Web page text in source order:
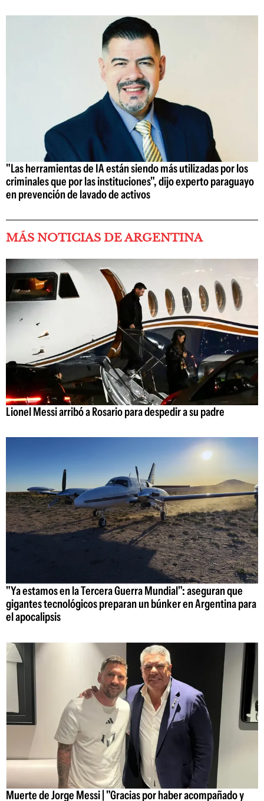
"Las herramientas de IA están siendo más utilizadas por los
criminales que por las instituciones", dijo experto paraguayo
en prevención de lavado de activos
MÁS NOTICIAS DE ARGENTINA
Lionel Messi arribó a Rosario para despedir a su padre
"Ya estamos en la Tercera Guerra Mundial": aseguran que
gigantes tecnológicos preparan un búnker en Argentina para
el apocalipsis
Muerte de Jorge Messi | "Gracias por haber acompañado y